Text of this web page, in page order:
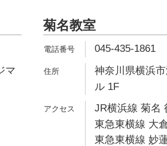
マ
菊名教室
045-435-1861
神奈川県横浜
ル 1F
JR横浜線 菊名
東急東横線 大
東急東横線 妙